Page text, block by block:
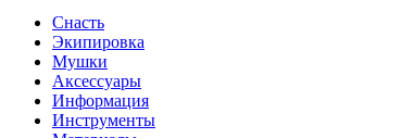
Снасть
Экипировка
Мушки
Аксессуары
Информация
Инструменты